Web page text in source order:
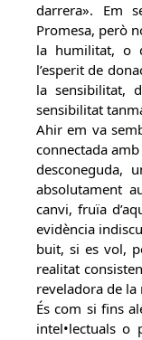
darrera». Em
Promesa, però
la humilitat, o
l’esperit de
la sensibilitat,
sensibilitat
Ahir em va
connectada amb
desconeguda,
absolutament
canvi, fruïa
evidència
buit, si es vol,
realitat
reveladora de la
És com si fins
intel•lectuals o